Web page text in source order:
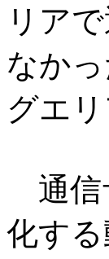
リア
なか
グエ
通信
化す